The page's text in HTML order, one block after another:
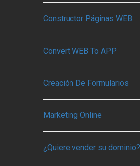
Constructor Páginas WEB
Convert WEB To APP
Creación De Formularios
Marketing Online
¿Quiere vender su dominio?